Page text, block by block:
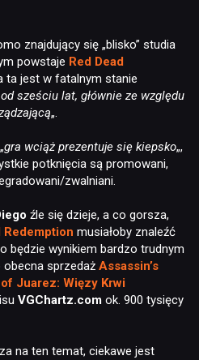
znajdujący się „blisko” studia
powstaje Red Dead
ta jest w fatalnym stanie
sześciu lat, głównie ze względu
„.
gra wciąż prezentuje się kiepsko„,
potknięcia są promowani,
zwalniani.
źle się dzieje, a co gorsza,
Redemption musiałoby znaleźć
będzie wynikiem bardzo trudnym
sprzedaż Assassin’s
Juarez: Więzy Krwi
VGChartz.com ok. 900 tysięcy
na ten temat, ciekawe jest